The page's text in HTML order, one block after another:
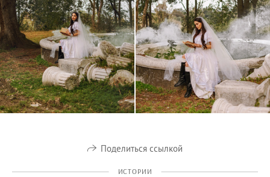
Поделиться ссылкой
ИСТОРИИ